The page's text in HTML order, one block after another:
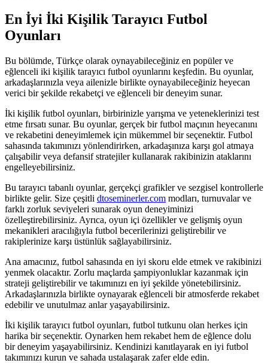
En İyi İki Kişilik Tarayıcı Futbol
Oyunları
Bu bölümde, Türkçe olarak oynayabileceğiniz en popüler ve
eğlenceli iki kişilik tarayıcı futbol oyunlarını keşfedin. Bu oyunlar,
arkadaşlarınızla veya ailenizle birlikte oynayabileceğiniz heyecan
verici bir şekilde rekabetçi ve eğlenceli bir deneyim sunar.
İki kişilik futbol oyunları, birbirinizle yarışma ve yeteneklerinizi test
etme fırsatı sunar. Bu oyunlar, gerçek bir futbol maçının heyecanını
ve rekabetini deneyimlemek için mükemmel bir seçenektir. Futbol
sahasında takımınızı yönlendirirken, arkadaşınıza karşı gol atmaya
çalışabilir veya defansif stratejiler kullanarak rakibinizin ataklarını
engelleyebilirsiniz.
Bu tarayıcı tabanlı oyunlar, gerçekçi grafikler ve sezgisel kontrollerle
birlikte gelir. Size çeşitli dtoseminerler.com modları, turnuvalar ve
farklı zorluk seviyeleri sunarak oyun deneyiminizi
özelleştirebilirsiniz. Ayrıca, oyun içi özellikler ve gelişmiş oyun
mekanikleri aracılığıyla futbol becerilerinizi geliştirebilir ve
rakiplerinize karşı üstünlük sağlayabilirsiniz.
Ana amacınız, futbol sahasında en iyi skoru elde etmek ve rakibinizi
yenmek olacaktır. Zorlu maçlarda şampiyonluklar kazanmak için
strateji geliştirebilir ve takımınızı en iyi şekilde yönetebilirsiniz.
Arkadaşlarınızla birlikte oynayarak eğlenceli bir atmosferde rekabet
edebilir ve unutulmaz anlar yaşayabilirsiniz.
İki kişilik tarayıcı futbol oyunları, futbol tutkunu olan herkes için
harika bir seçenektir. Oynarken hem rekabet hem de eğlence dolu
bir deneyim yaşayabilirsiniz. Kendinizi kanıtlayarak en iyi futbol
takımınızı kurun ve sahada ustalaşarak zafer elde edin.